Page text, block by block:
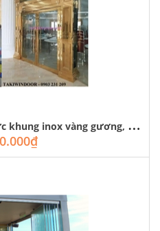
T
hi công cửa kính cường lực khung inox vàng gương, đen mờ, trắng xước